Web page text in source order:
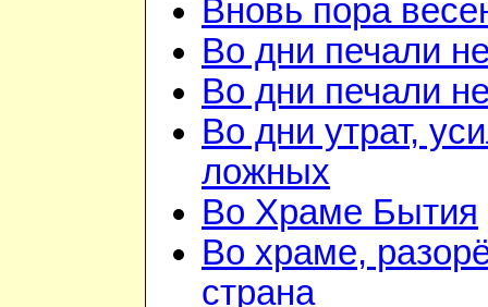
Вновь пора
Во дни печали
Во дни печали
Во дни утрат,
ложных
Во Храме Бытия
Во храме,
страна